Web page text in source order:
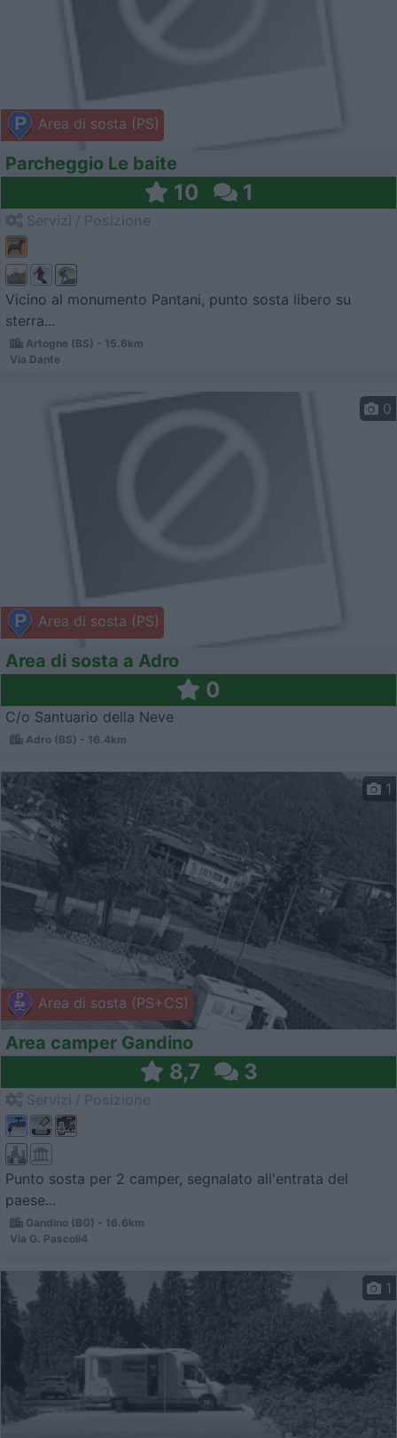
Area di sosta (PS)
Parcheggio Le baite
10 1
Vicino al monumento Pantani, punto sosta libero su
sterra...
Artogne (BS) - 15.6km
Via Dante
Area di sosta (PS)
0
Area di sosta a Adro
0
C/o Santuario della Neve
Adro (BS) - 16.4km
Area di sosta (PS+CS)
1
Area camper Gandino
8,7 3
Punto sosta per 2 camper, segnalato all'entrata del
paese...
Gandino (BG) - 16.6km
Via G. Pascoli4
1